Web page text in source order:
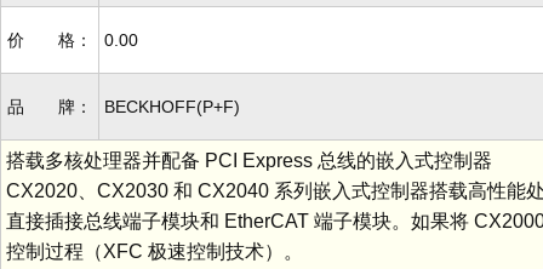
价 格： 0.00
品 牌： BECKHOFF(P+F)
搭载多核处理器并配备 PCI Express 总线的嵌入式控制器
CX2020、CX2030 和 CX2040 系列嵌入式控制器搭载高性能
直接插接总线端子模块和 EtherCAT 端子模块。如果将
控制过程（XFC 极速控制技术）。